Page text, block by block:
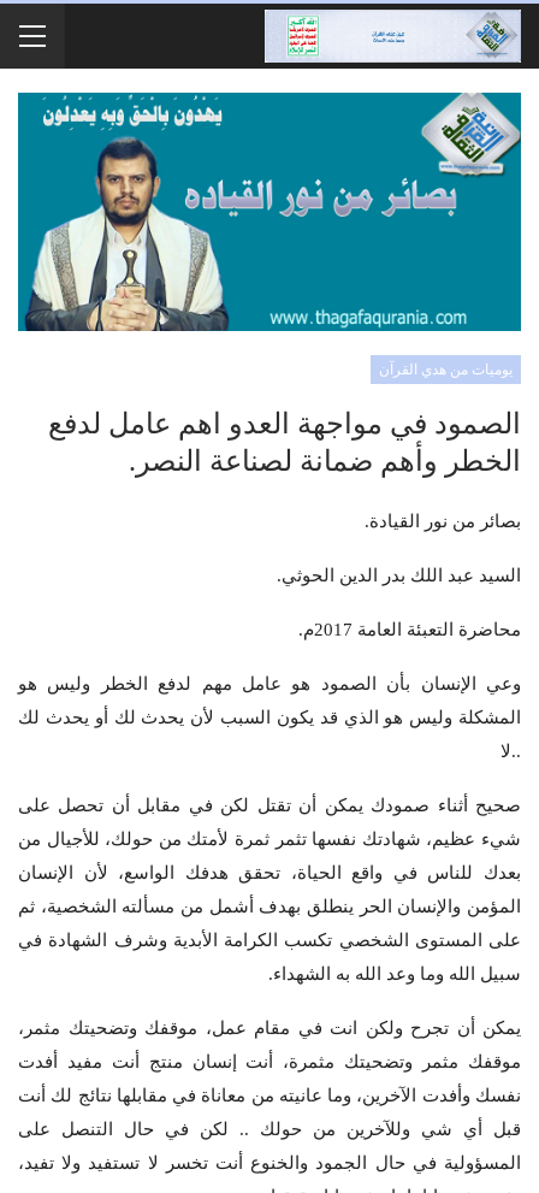
يوميات من هدي القرآن
الصمود في مواجهة العدو اهم عامل لدفع
الخطر وأهم ضمانة لصناعة النصر.
بصائر من نور القيادة.
السيد عبد اللك بدر الدين الحوثي.
محاضرة التعبئة العامة 2017م.
وعي الإنسان بأن الصمود هو عامل مهم لدفع الخطر وليس هو
المشكلة وليس هو الذي قد يكون السبب لأن يحدث لك أو يحدث لك
..لا
صحيح أثناء صمودك يمكن أن تقتل لكن في مقابل أن تحصل على
شيء عظيم، شهادتك نفسها تثمر ثمرة لأمتك من حولك، للأجيال من
بعدك للناس في واقع الحياة، تحقق هدفك الواسع، لأن الإنسان
المؤمن والإنسان الحر ينطلق بهدف أشمل من مسألته الشخصية، ثم
على المستوى الشخصي تكسب الكرامة الأبدية وشرف الشهادة في
سبيل الله وما وعد الله به الشهداء.
يمكن أن تجرح ولكن انت في مقام عمل، موقفك وتضحيتك مثمر،
موقفك مثمر وتضحيتك مثمرة، أنت إنسان منتج أنت مفيد أفدت
نفسك وأفدت الآخرين، وما عانيته من معاناة في مقابلها نتائج لك أنت
قبل أي شي وللآخرين من حولك .. لكن في حال التنصل على
المسؤولية في حال الجمود والخنوع أنت تخسر لا تستفيد ولا تفيد،